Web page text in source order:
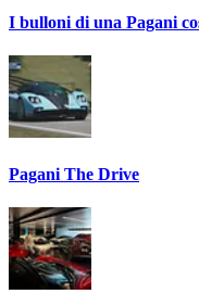
I bulloni di una Pagani
Pagani The Drive